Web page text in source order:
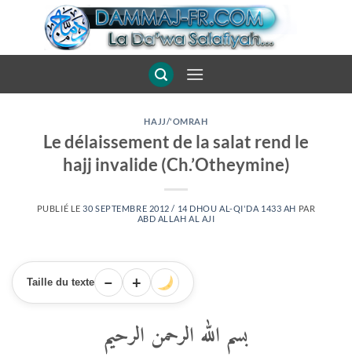
HAJJ/'OMRAH
Le délaissement de la salat rend le
hajj invalide (Ch.’Otheymine)
PUBLIÉ LE 30 SEPTEMBRE 2012 / 14 DHOU AL-QI'DA 1433 AH PAR
ABD ALLAH AL AJI
Taille du texte − +
بسم الله الرحمن الرحيم